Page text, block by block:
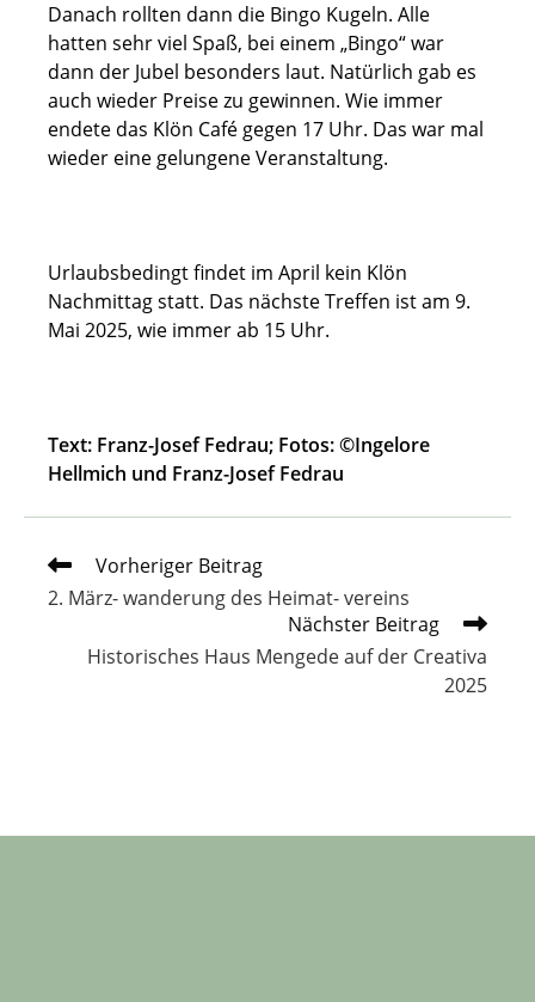
Danach rollten dann die Bingo Kugeln. Alle
hatten sehr viel Spaß, bei einem „Bingo“ war
dann der Jubel besonders laut. Natürlich gab es
auch wieder Preise zu gewinnen. Wie immer
endete das Klön Café gegen 17 Uhr. Das war mal
wieder eine gelungene Veranstaltung.
Urlaubsbedingt findet im April kein Klön
Nachmittag statt. Das nächste Treffen ist am 9.
Mai 2025, wie immer ab 15 Uhr.
Text: Franz-Josef Fedrau; Fotos: ©Ingelore
Hellmich und Franz-Josef Fedrau
Weitere
Artikel
ansehen
Vorheriger Beitrag
2. März- wanderung des Heimat- vereins
Nächster Beitrag
Historisches Haus Mengede auf der Creativa
2025